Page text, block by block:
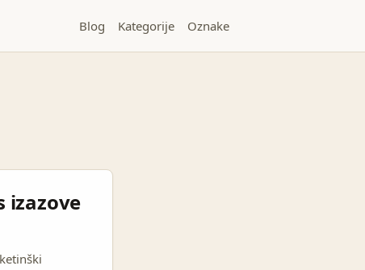
Blog Kategorije Oznake
izazove